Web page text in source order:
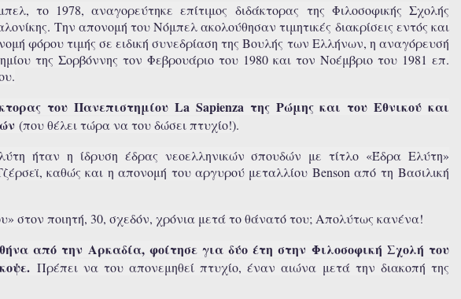
το 1978, αναγορεύτηκε επίτιμος διδάκτορας της Φιλοσοφικής Σχολής
Την απονομή του Νόμπελ ακολούθησαν τιμητικές διακρίσεις εντός και
φόρου τιμής σε ειδική συνεδρίαση της Βουλής των Ελλήνων, η αναγόρευσή
της Σορβόννης τον Φεβρουάριο του 1980 και τον Νοέμβριο του 1981 επ.
του Πανεπιστημίου La Sapienza της Ρώμης και του Εθνικού και
(που θέλει τώρα να του δώσει πτυχίο!).
ήταν η ίδρυση έδρας νεοελληνικών σπουδών με τίτλο «Έδρα Ελύτη»
καθώς και η απονομή του αργυρού μεταλλίου Benson από τη Βασιλική
στον ποιητή, 30, σχεδόν, χρόνια μετά το θάνατό του; Απολύτως κανένα!
από την Αρκαδία, φοίτησε για δύο έτη στην Φιλοσοφική Σχολή του
Πρέπει να του απονεμηθεί πτυχίο, έναν αιώνα μετά την διακοπή της